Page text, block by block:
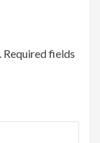
Required fields